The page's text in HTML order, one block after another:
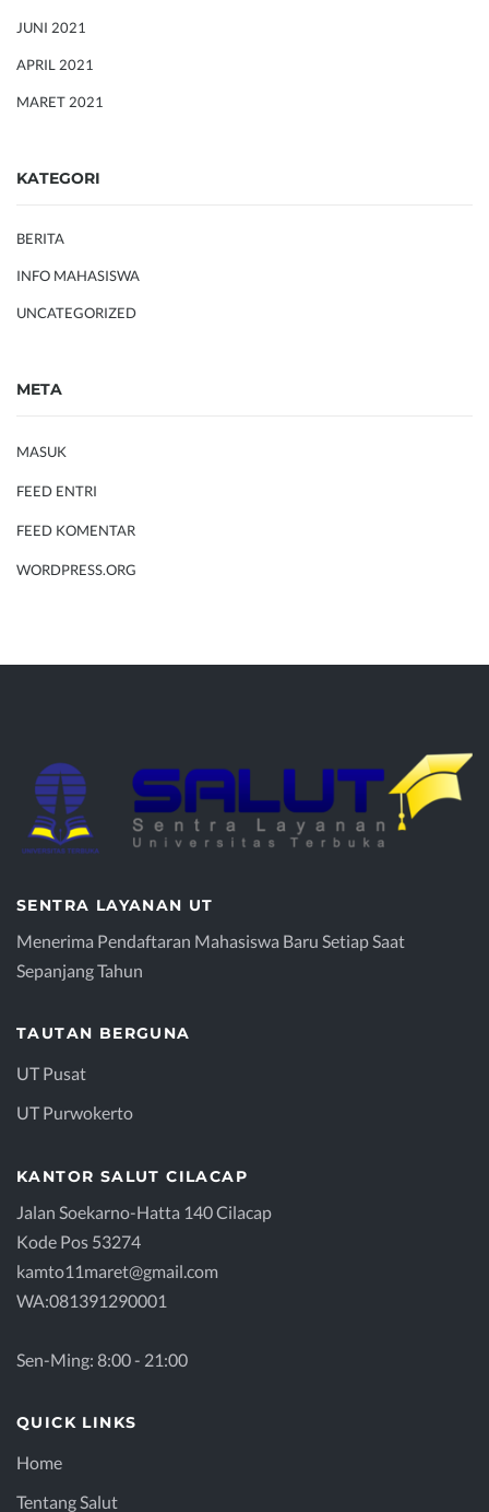
JUNI 2021
APRIL 2021
MARET 2021
KATEGORI
BERITA
INFO MAHASISWA
UNCATEGORIZED
META
MASUK
FEED ENTRI
FEED KOMENTAR
WORDPRESS.ORG
SENTRA LAYANAN UT
Menerima Pendaftaran Mahasiswa Baru Setiap Saat
Sepanjang Tahun
TAUTAN BERGUNA
UT Pusat
UT Purwokerto
KANTOR SALUT CILACAP
Jalan Soekarno-Hatta 140 Cilacap
Kode Pos 53274
kamto11maret@gmail.com
WA:081391290001
Sen-Ming: 8:00 - 21:00
QUICK LINKS
Home
Tentang Salut